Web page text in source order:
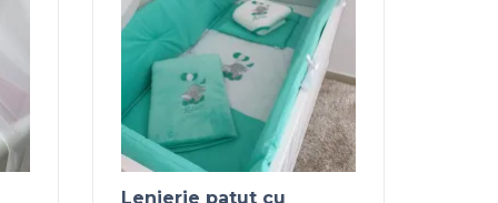
Lenjerie patut cu